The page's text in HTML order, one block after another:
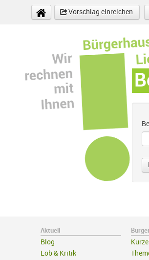
Direkt zum Inhalt
Vorschlag einreichen
Aktuell
Blog
Lob & Kritik